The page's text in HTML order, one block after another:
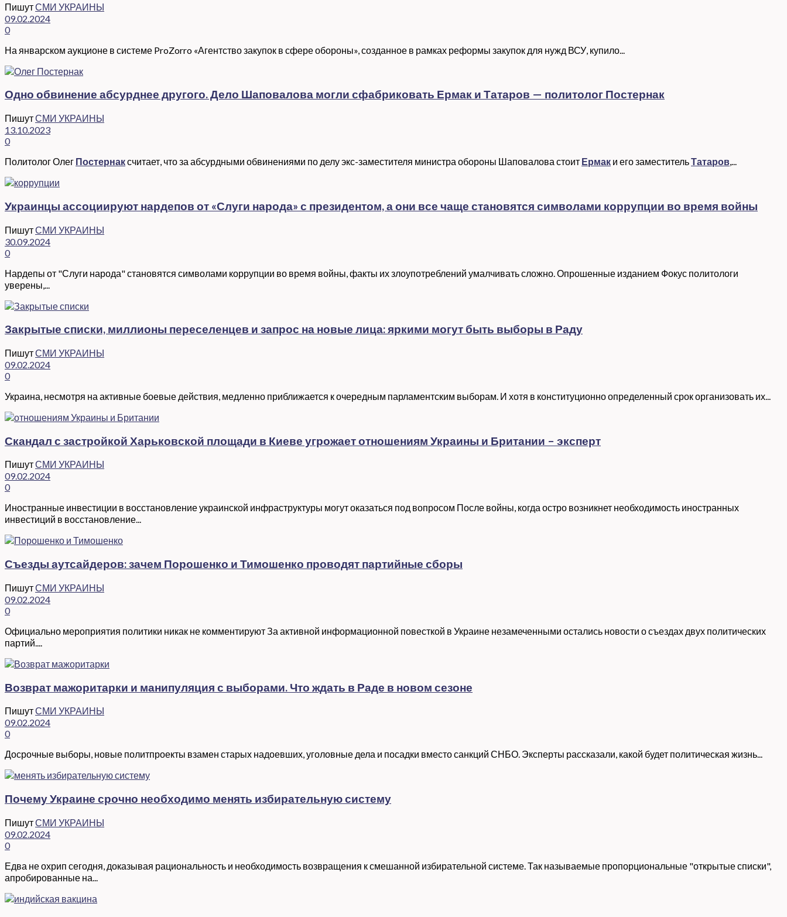
ПишутСМИ УКРАИНЫ
09.02.2024
0
На январском аукционе в системе ProZorro «Агентство закупок в сфере обороны», созданное в рамках реформы закупок для нужд ВСУ, купило...
Одно обвинение абсурднее другого. Дело Шаповалова могли сфабриковать Ермак и Татаров — политолог Постернак
ПишутСМИ УКРАИНЫ
13.10.2023
0
Политолог Олег Постернаксчитает, что за абсурдными обвинениями по делу экс-заместителя министра обороны Шаповалова стоит Ермак и его заместительТатаров,...
Украинцы ассоциируют нардепов от «Слуги народа» с президентом, а они все чаще становятся символами коррупции во время войны
ПишутСМИ УКРАИНЫ
30.09.2024
0
Нардепы от "Слуги народа" становятся символами коррупции во время войны, факты их злоупотреблений умалчивать сложно. Опрошенные изданием Фокус политологи
уверены,...
Закрытые списки, миллионы переселенцев и запрос на новые лица: яркими могут быть выборы в Раду
ПишутСМИ УКРАИНЫ
09.02.2024
0
Украина, несмотря на активные боевые действия, медленно приближается к очередным парламентским выборам. И хотя в конституционно определенный срок организовать их...
Скандал с застройкой Харьковской площади в Киеве угрожает отношениям Украины и Британии – эксперт
ПишутСМИ УКРАИНЫ
09.02.2024
0
Иностранные инвестиции в восстановление украинской инфраструктуры могут оказаться под вопросом После войны, когда остро возникнет необходимость иностранных
инвестиций в восстановление...
Съезды аутсайдеров: зачем Порошенко и Тимошенко проводят партийные сборы
ПишутСМИ УКРАИНЫ
09.02.2024
0
Официально мероприятия политики никак не комментируют За активной информационной повесткой в Украине незамеченными остались новости о съездах двух политических
партий....
Возврат мажоритарки и манипуляция с выборами. Что ждать в Раде в новом сезоне
ПишутСМИ УКРАИНЫ
09.02.2024
0
Досрочные выборы, новые политпроекты взамен старых надоевших, уголовные дела и посадки вместо санкций СНБО. Эксперты рассказали, какой будет политическая жизнь...
Почему Украине срочно необходимо менять избирательную систему
ПишутСМИ УКРАИНЫ
09.02.2024
0
Едва не охрип сегодня, доказывая рациональность и необходимость возвращения к смешанной избирательной системе. Так называемые пропорциональные "открытые списки",
апробированные на...